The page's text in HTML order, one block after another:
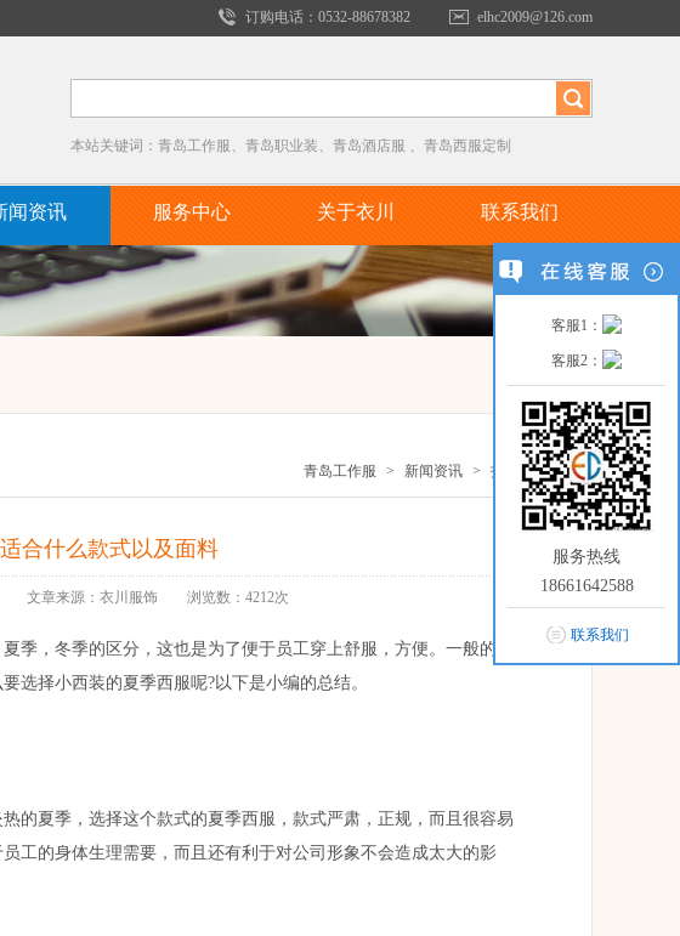
客服1：
客服2：
服务热线
18661642588
联系我们
订购电话：0532-88678382 elhc2009@126.com
本站关键词： 青岛工作服、 青岛职业装、 青岛酒店服 、 青岛西服定制
闻资讯 服务中心 关于衣川 联系我们
青岛工作服 > 新闻资讯 > 技术知识
合什么款式以及面料
文章来源：衣川服饰 浏览数：4212次
季，冬季的区分，这也是为了便于员工穿上舒服，方便。一般的企
选择小西装的夏季西服呢?以下是小编的总结。
的夏季，选择这个款式的夏季西服，款式严肃，正规，而且很容易
工的身体生理需要，而且还有利于对公司形象不会造成太大的影